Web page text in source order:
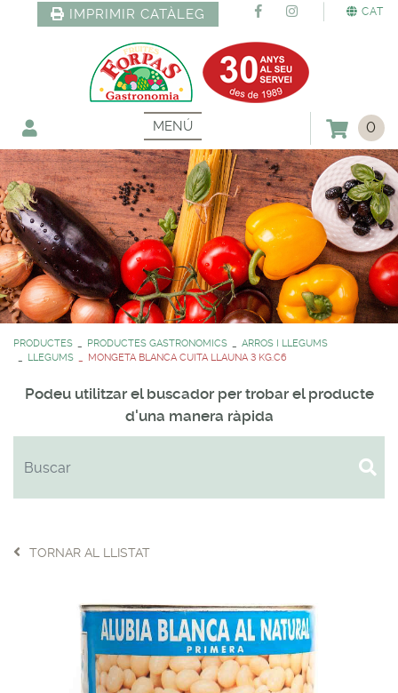
CAT
IMPRIMIR CATÀLEG
MENÚ 0
PRODUCTES PRODUCTES GASTRONOMICS
ARROS I LLEGUMS
LLEGUMS
MONGETA BLANCA CUITA LLAUNA 3 KG.C6
Podeu utilitzar el buscador per trobar el producte
d'una manera ràpida
TORNAR AL LLISTAT